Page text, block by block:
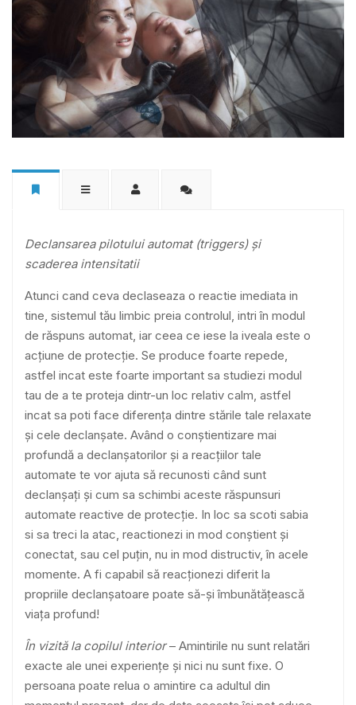
Declansarea pilotului automat (triggers) și
scaderea intensitatii
Atunci cand ceva declaseaza o reactie imediata in
tine, sistemul tău limbic preia controlul, intri în modul
de răspuns automat, iar ceea ce iese la iveala este o
acțiune de protecție. Se produce foarte repede,
astfel incat este foarte important sa studiezi modul
tau de a te proteja dintr-un loc relativ calm, astfel
incat sa poti face diferența dintre stările tale relaxate
și cele declanșate. Având o conștientizare mai
profundă a declanșatorilor și a reacțiilor tale
automate te vor ajuta să recunosti când sunt
declanșați și cum sa schimbi aceste răspunsuri
automate reactive de protecție. In loc sa scoti sabia
si sa treci la atac, reactionezi in mod conștient și
conectat, sau cel puțin, nu in mod distructiv, în acele
momente. A fi capabil să reacționezi diferit la
propriile declanșatoare poate să-și îmbunătățească
viața profund!
În vizită la copilul interior– Amintirile nu sunt relatări
exacte ale unei experiențe și nici nu sunt fixe. O
persoana poate relua o amintire ca adultul din